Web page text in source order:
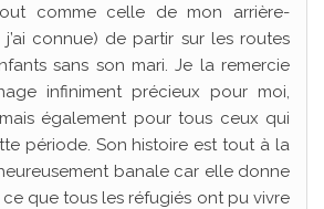
comme celle de mon arrière-
connue) de partir sur les routes
sans son mari. Je la remercie
infiniment précieux pour moi,
également pour tous ceux qui
période. Son histoire est tout à la
banale car elle donne
que tous les réfugiés ont pu vivre